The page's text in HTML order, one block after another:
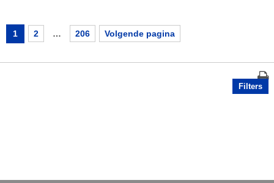
1 2 … 206 Volgende pagina
Filters